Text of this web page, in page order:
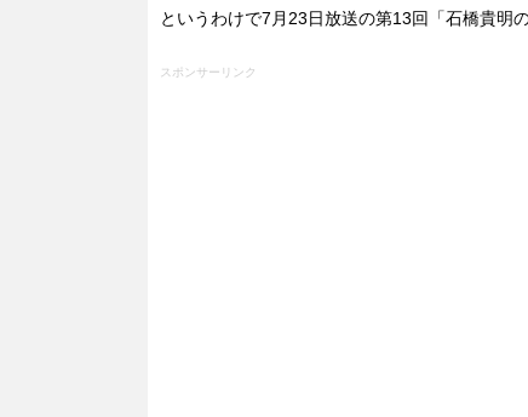
というわけで7月23日放送の第13回「石橋貴明
スポンサーリンク